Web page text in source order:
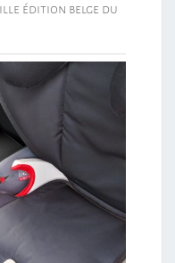
édition belge du